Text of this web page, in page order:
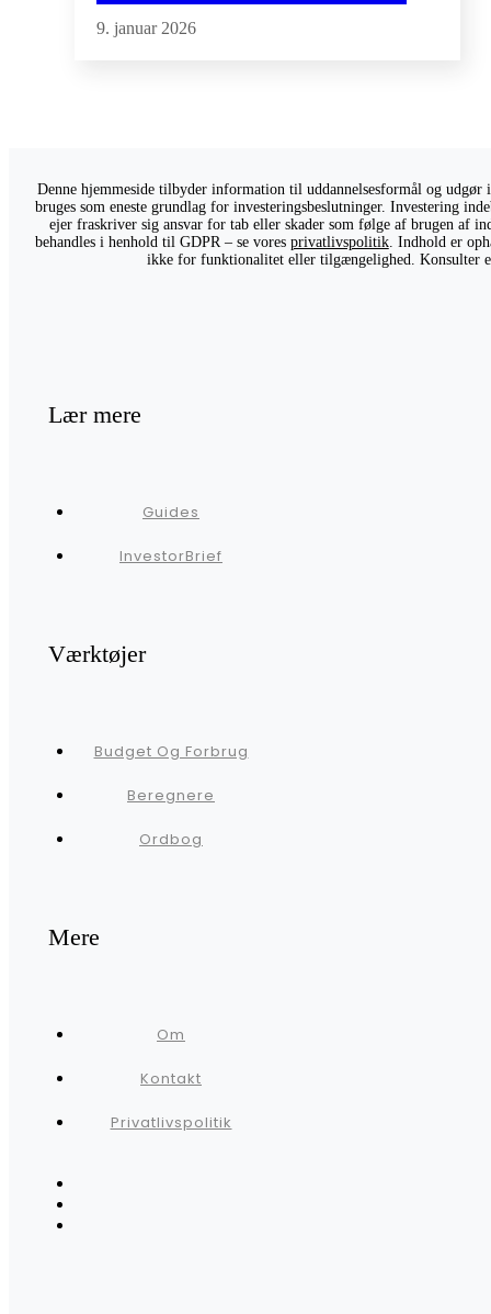
9. januar 2026
Denne hjemmeside tilbyder information til uddannelsesformål og
bruges som eneste grundlag for investeringsbeslutninger. Investering
ejer fraskriver sig ansvar for tab eller skader som følge af brugen af
behandles i henhold til GDPR – se vores privatlivspolitik. Indhold er
ikke for funktionalitet eller tilgængelighed. Konsulter
Lær mere
Guides
InvestorBrief
Værktøjer
Budget Og Forbrug
Beregnere
Ordbog
Mere
Om
Kontakt
Privatlivspolitik